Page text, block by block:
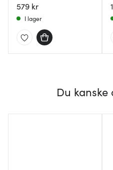
579 kr
I lager
Du